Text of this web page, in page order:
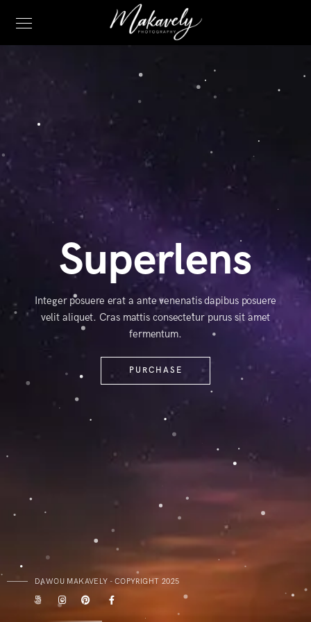
Superlens
Integer posuere erat a ante venenatis dapibus posuere
velit aliquet. Cras mattis consectetur purus sit amet
fermentum.
PURCHASE
DAWOU MAKAVELY - COPYRIGHT 2025